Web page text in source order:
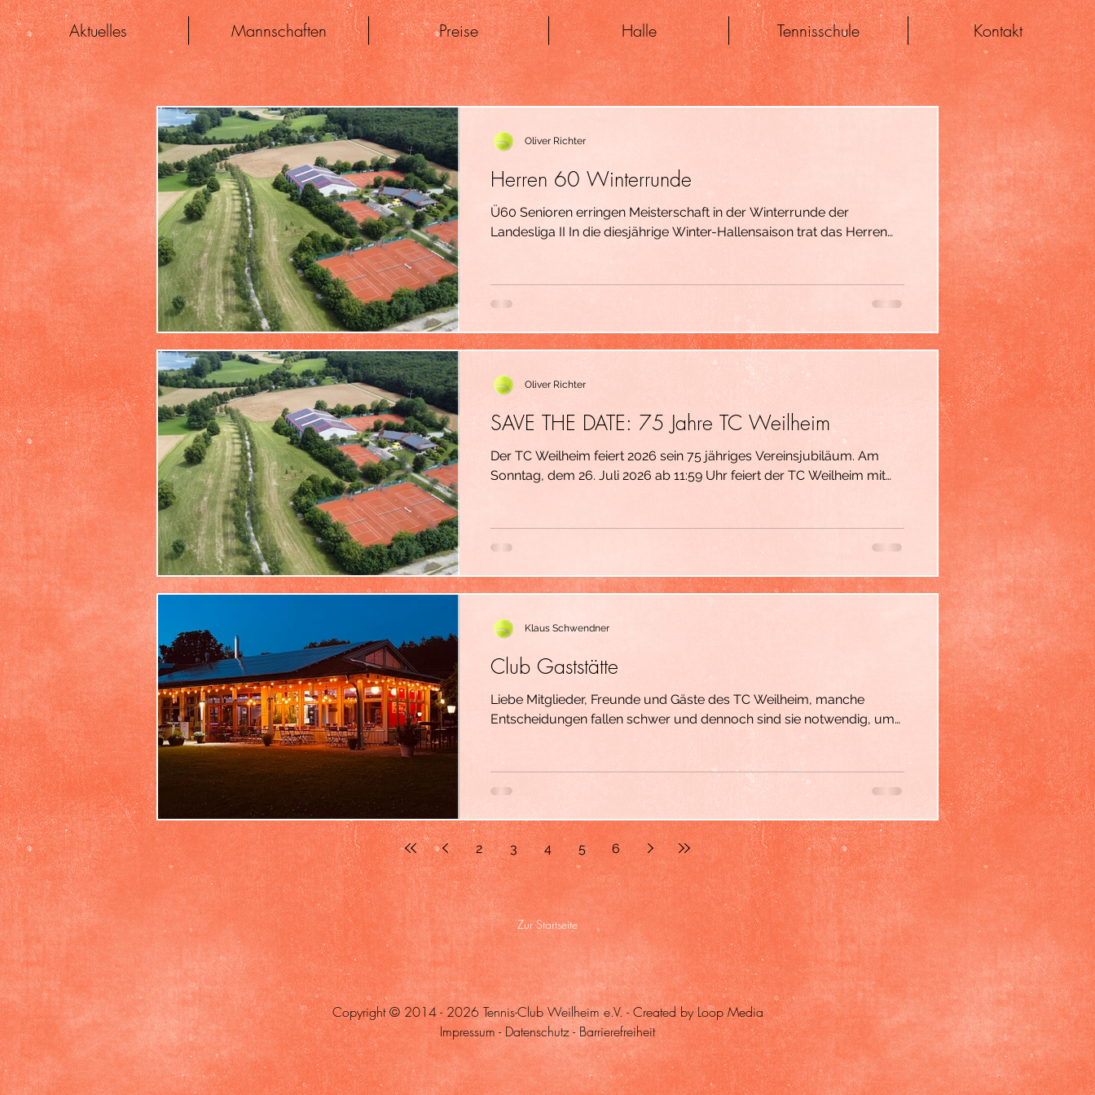
Aktuelles Mannschaften Preise Halle Tennisschule Kontakt
Zur Startseite
Herren 60 Winterrunde
Ü60 Senioren erringen Meisterschaft in der Winterrunde der
Landesliga II In die diesjährige Winter-Hallensaison trat das Herren
60-Team des TC Weilheim mit einer Mischung von Spielern aus den
Teams H60 I und H60 II in der Landesliga II an. Zum Start der
Winterrunde im letzten Herbst, waren kein klares Ziel definiert. Nach
überraschenden Siegen gegen die starken Mannschaften aus
Mosach als auch SVN München fand man sich dann aber auf dem
zweiten Platz der Tabelle wieder. Diese
Oliver Richter
SAVE THE DATE: 75 Jahre TC Weilheim
Der TC Weilheim feiert 2026 sein 75 jähriges Vereinsjubiläum. Am
Sonntag, dem 26. Juli 2026 ab 11:59 Uhr feiert der TC Weilheim mit
seinen Mitgliedern das Jubiläum. Geplant ist ein vielfältiges
überraschen) mit open end. Bitte haltet Euch den Termin frei. Weitere
Informationen erfolgen noch zeitnah. Oliver Richter TCWM
Pressereferent
Oliver Richter
Club Gaststätte
Liebe Mitglieder, Freunde und Gäste des TC Weilheim, manche
Entscheidungen fallen schwer und dennoch sind sie notwendig, um
Platz für Neues zu schaffen. Der Vorstand hat gemeinsam mit
engagierten Mitgliedern ein Kompetenzteam aus rund 10 Personen
gebildet, um die Gaststätte künftig in Eigenregie zu führen. In den
vergangenen Jahren hat unser Verein im gastronomischen Bereich
leider nicht immer die Stabilität erlebt, die wir uns alle wünschen. Das
lebendige Miteinander , das
Klaus Schwendner
2 3 4 5 6
Copyright © 2014 - 2026 Tennis-Club Weilheim e.V. -Created by Loop Media
Impressum-Datenschutz-Barrierefreiheit